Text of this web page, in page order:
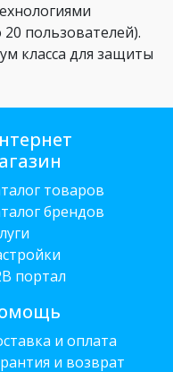
пользователей).
класса для защиты
товаров
брендов
портал
и оплата
и возврат